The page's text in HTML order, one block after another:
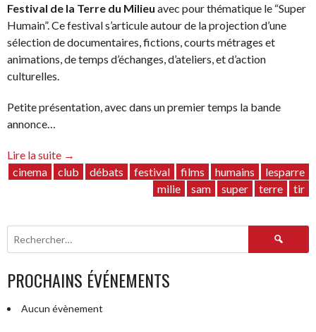
Festival de la Terre du Milieu avec pour thématique le “Super
Humain”. Ce festival s’articule autour de la projection d’une
sélection de documentaires, fictions, courts métrages et
animations, de temps d’échanges, d’ateliers, et d’action
culturelles.
Petite présentation, avec dans un premier temps la bande
annonce…
Lire la suite
“Festival
de
Milieu
:
une
première
en
→
cinema
club débats festival films humains
lesparre
milie
sam super terre tir
Rechercher :
PROCHAINS ÉVÉNEMENTS
Aucun évènement